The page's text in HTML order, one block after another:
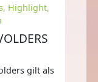
Highlight,
gilt als